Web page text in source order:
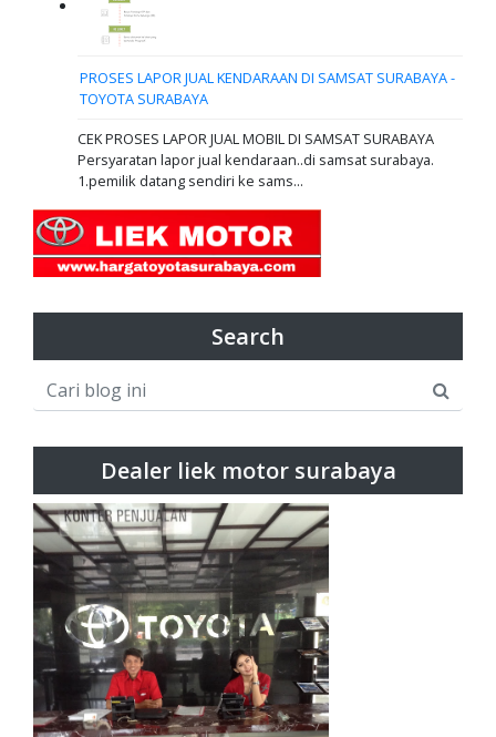
PROSES LAPOR JUAL KENDARAAN DI SAMSAT SURABAYA -
TOYOTA SURABAYA
CEK PROSES LAPOR JUAL MOBIL DI SAMSAT SURABAYA
Persyaratan lapor jual kendaraan..di samsat surabaya.
1.pemilik datang sendiri ke sams...
Search
Dealer liek motor surabaya